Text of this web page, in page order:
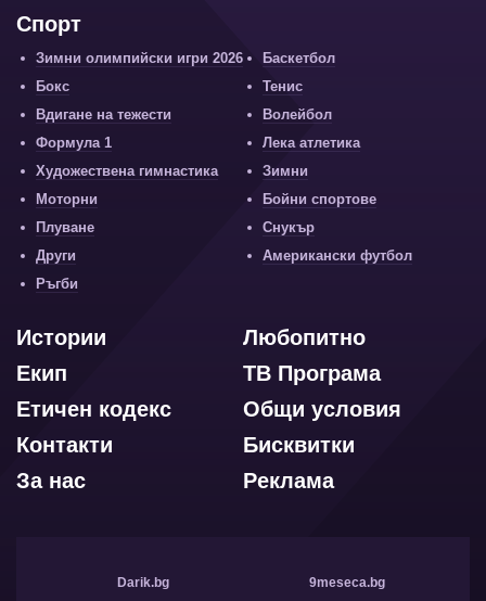
Спорт
Зимни олимпийски игри 2026
Баскетбол
Бокс
Тенис
Вдигане на тежести
Волейбол
Формула 1
Лека атлетика
Художествена гимнастика
Зимни
Моторни
Бойни спортове
Плуване
Снукър
Други
Американски футбол
Ръгби
Любопитно
Истории
ТВ Програма
Екип
Общи условия
Етичен кодекс
Бисквитки
Контакти
Реклама
За нас
Darik.bg 9meseca.bg